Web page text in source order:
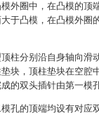
外圈中，在凸模的顶
于凸模，在凸模外圈
柱分别沿自身轴向滑
块，顶柱垫块在空腔
的双头插针由第一模
孔的顶端均设有对应